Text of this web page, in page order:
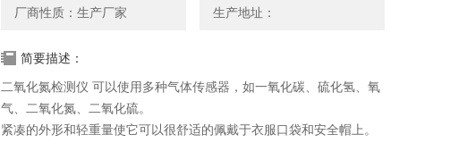
厂商性质：生产厂家 生产地址：
简要描述：
二氧化氮检测仪 可以使用多种气体传感器，如一氧化碳、硫化氢、氧
气、二氧化氮、二氧化硫。
紧凑的外形和轻重量使它可以很舒适的佩戴于衣服口袋和安全帽上。